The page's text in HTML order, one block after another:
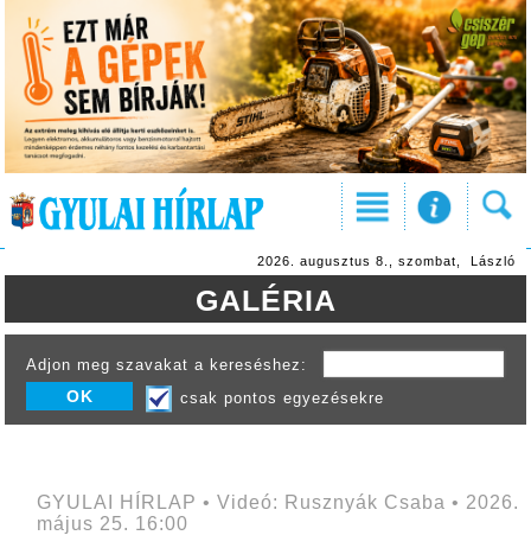
2026. augusztus 8., szombat, László
GALÉRIA
Adjon meg szavakat a kereséshez:
csak pontos egyezésekre
GYULAI HÍRLAP • Videó: Rusznyák Csaba • 2026.
május 25. 16:00